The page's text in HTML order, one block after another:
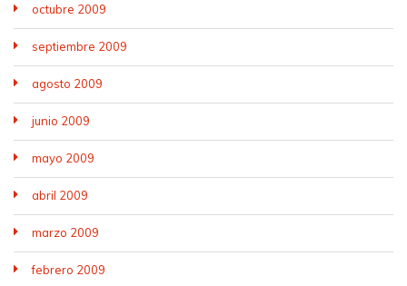
octubre 2009
septiembre 2009
agosto 2009
junio 2009
mayo 2009
abril 2009
marzo 2009
febrero 2009